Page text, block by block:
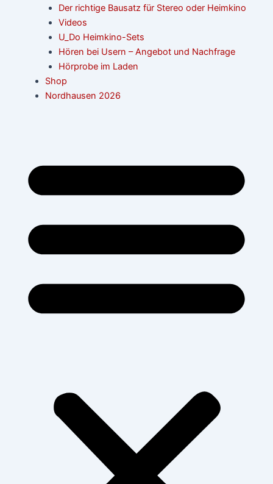
Der richtige Bausatz für Stereo oder Heimkino
Videos
U_Do Heimkino-Sets
Hören bei Usern – Angebot und Nachfrage
Hörprobe im Laden
Shop
Nordhausen 2026